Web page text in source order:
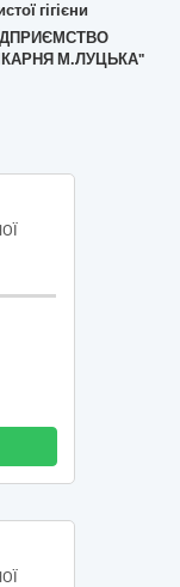
гігієни
М.ЛУЦЬКА"